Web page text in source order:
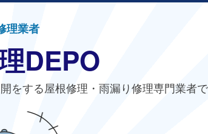
理業者
DEPO
をする屋根修理・雨漏り修理専門業者で